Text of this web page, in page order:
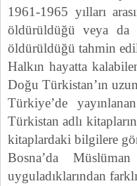
1961-1965 yılları
öldürüldüğü veya da
öldürüldüğü tahmin
Halkın hayatta
Doğu Türkistan’ın
Türkiye’de
Türkistan adlı
kitaplardaki bilgilere
Bosna’da
uyguladıklarından